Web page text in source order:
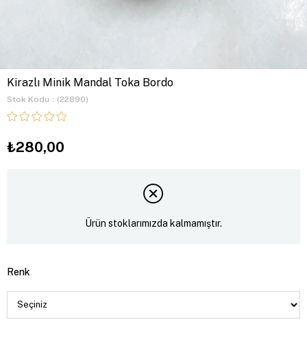
Kirazlı Minik Mandal Toka Bordo
Stok Kodu (22890)
₺280,00
Ürün stoklarımızda kalmamıştır.
Renk